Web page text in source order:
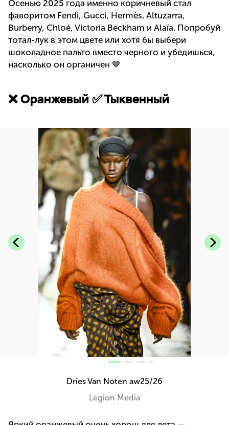
Осенью 2025 года именно коричневый стал
фаворитом Fendi, Gucci, Hermès, Altuzarra,
Burberry, Chloé, Victoria Beckham и Alaïa. Попробуй
тотал-лук в этом цвете или хотя бы выбери
шоколадное пальто вместо черного и убедишься,
насколько он органичен 🤎
❌ Оранжевый ✅ Тыквенный
Dries Van Noten aw25/26
Legion Media